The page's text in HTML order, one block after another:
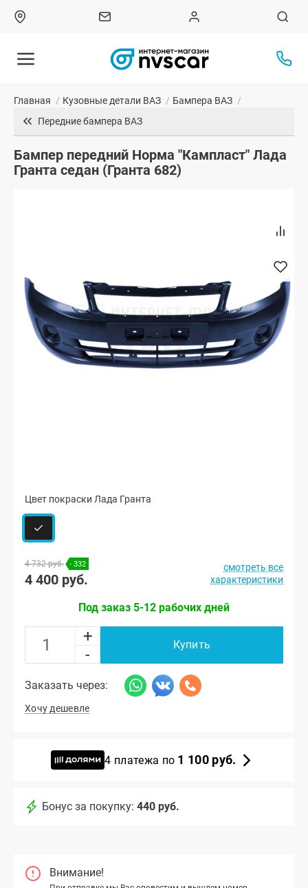
Главная / Кузовные детали ВАЗ / Бампера ВАЗ /
Передние бампера ВАЗ
Бампер передний Норма "Кампласт" Лада
Гранта седан (Гранта 682)
Цвет покраски Лада Гранта
4 732 руб. - 332
4 400 руб.
смотреть все
характеристики
Под заказ 5-12 рабочих дней
+
-
Купить
Заказать через:
Хочу дешевле
4 платежа по 1 100 руб.
Бонус за покупку: 440 руб.
Внимание!